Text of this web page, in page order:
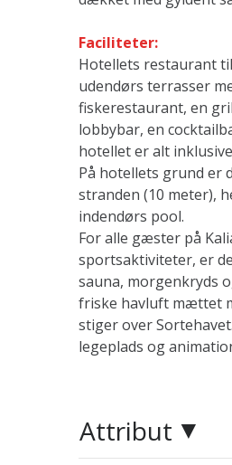
Faciliteter:
Hotellets restaurant
udendørs terrasser
fiskerestaurant, en
lobbybar, en
hotellet er alt
På hotellets grund er
stranden (10 meter),
indendørs pool.
For alle gæster på
sportsaktiviteter, er
sauna, morgenkryds
friske havluft mættet
stiger over
legeplads og
Attribut